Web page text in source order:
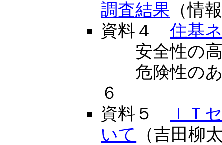
調査結果 （情
資料４住基
安全性の高
危険性のあ
６
資料５
ＩＴ
いて
（吉田柳